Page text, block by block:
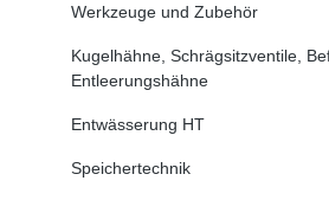
Werkzeuge und Zubehör
Kugelhähne, Schrägsitzventile,
Entleerungshähne
Entwässerung HT
Speichertechnik